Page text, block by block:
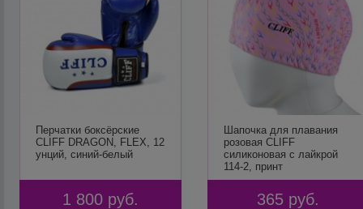
Перчатки боксёрские
CLIFF DRAGON, FLEX, 12
унций, синий-белый
1 800 руб.
Шапочка для плавания
розовая CLIFF
силиконовая с лайкрой
114-2, принт
365 руб.